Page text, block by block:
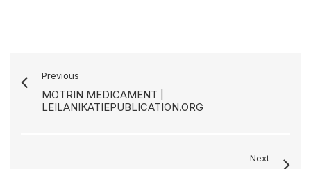
Previous
MOTRIN MEDICAMENT |
LEILANIKATIEPUBLICATION.ORG
Next